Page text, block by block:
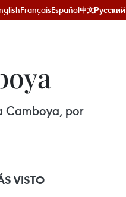
FrançaisEspañol中文Русский
Camboya, por
VISTO